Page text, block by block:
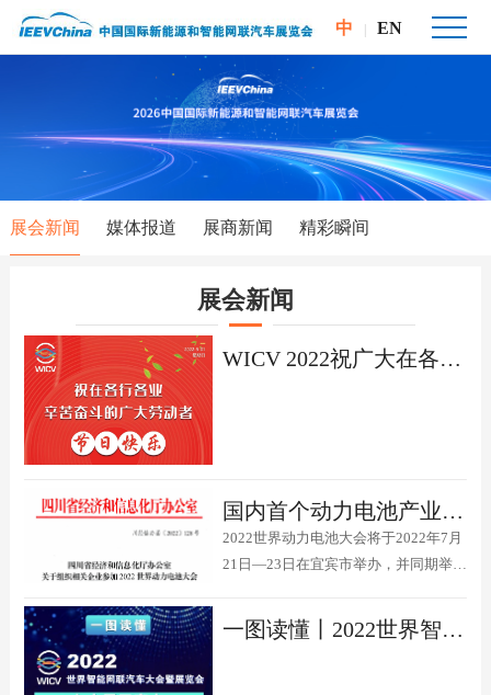
中 EN
展会新闻 媒体报道 展商新闻 精彩瞬间
展会新闻
​WICV 2022祝广大在各行各业辛苦奋斗的劳动者节日快乐
国内首个动力电池产业专业展会！2022世界动力电池大会暨展览会7月举行
2022世界动力电池大会将于2022年7月
21日—23日在宜宾市举办，并同期举办
一图读懂丨2022世界智能网联汽车大会暨展览会九大展区亮点抢先看